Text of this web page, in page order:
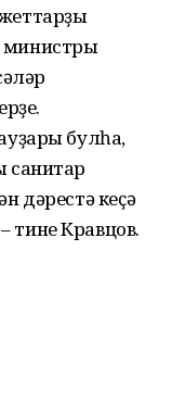
министры
булһа,
санитар
дәрестә кеҫә
Кравцов.